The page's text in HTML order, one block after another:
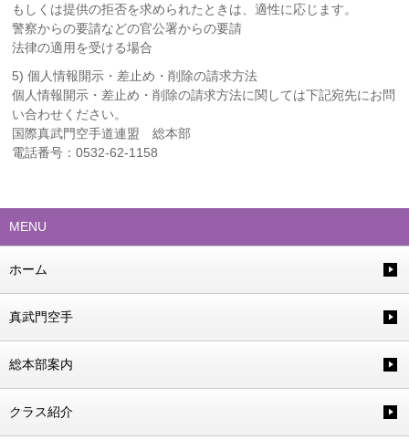
もしくは提供の拒否を求められたときは、適性に応じます。
警察からの要請などの官公署からの要請
法律の適用を受ける場合
5) 個人情報開示・差止め・削除の請求方法
個人情報開示・差止め・削除の請求方法に関しては下記宛先にお問
い合わせください。
国際真武門空手道連盟 総本部
電話番号：0532-62-1158
MENU
ホーム
真武門空手
総本部案内
クラス紹介